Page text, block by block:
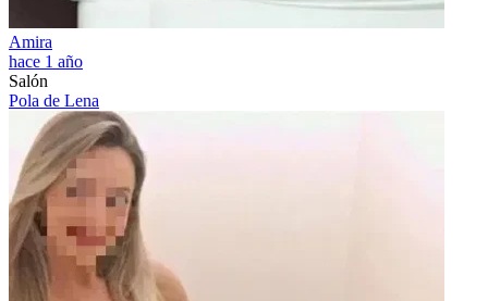
Amira
hace 1 año
Salón
Pola de Lena